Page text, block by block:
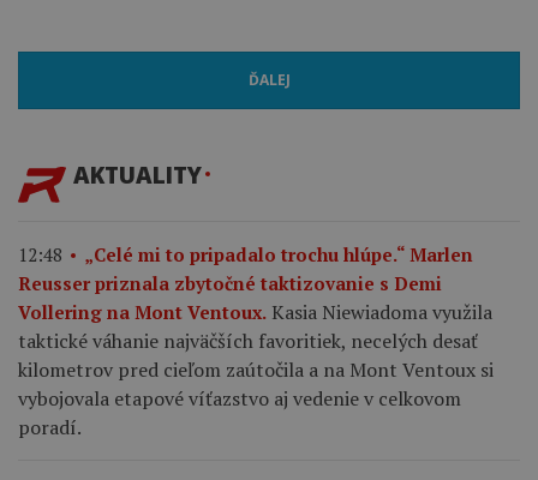
ĎALEJ
AKTUALITY
12:48
„Celé mi to pripadalo trochu hlúpe.“ Marlen
Reusser priznala zbytočné taktizovanie s Demi
Vollering na Mont Ventoux. Kasia Niewiadoma využila
taktické váhanie najväčších favoritiek, necelých desať
kilometrov pred cieľom zaútočila a na Mont Ventoux si
vybojovala etapové víťazstvo aj vedenie v celkovom
poradí.